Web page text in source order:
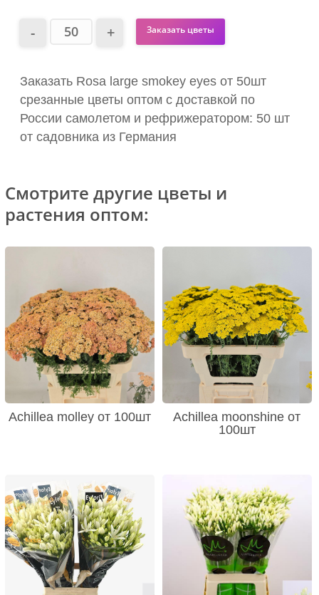
Заказать цветы
Заказать Rosa large smokey eyes от 50шт
срезанные цветы оптом с доставкой по
России самолетом и рефрижератором: 50 шт
от садовника из Германия
Смотрите другие цветы и
растения оптом:
Achillea molley от 100шт
Achillea moonshine от
100шт